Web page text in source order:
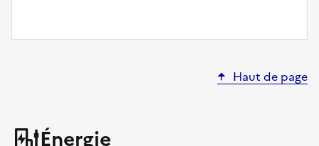
Haut de page
Énergie